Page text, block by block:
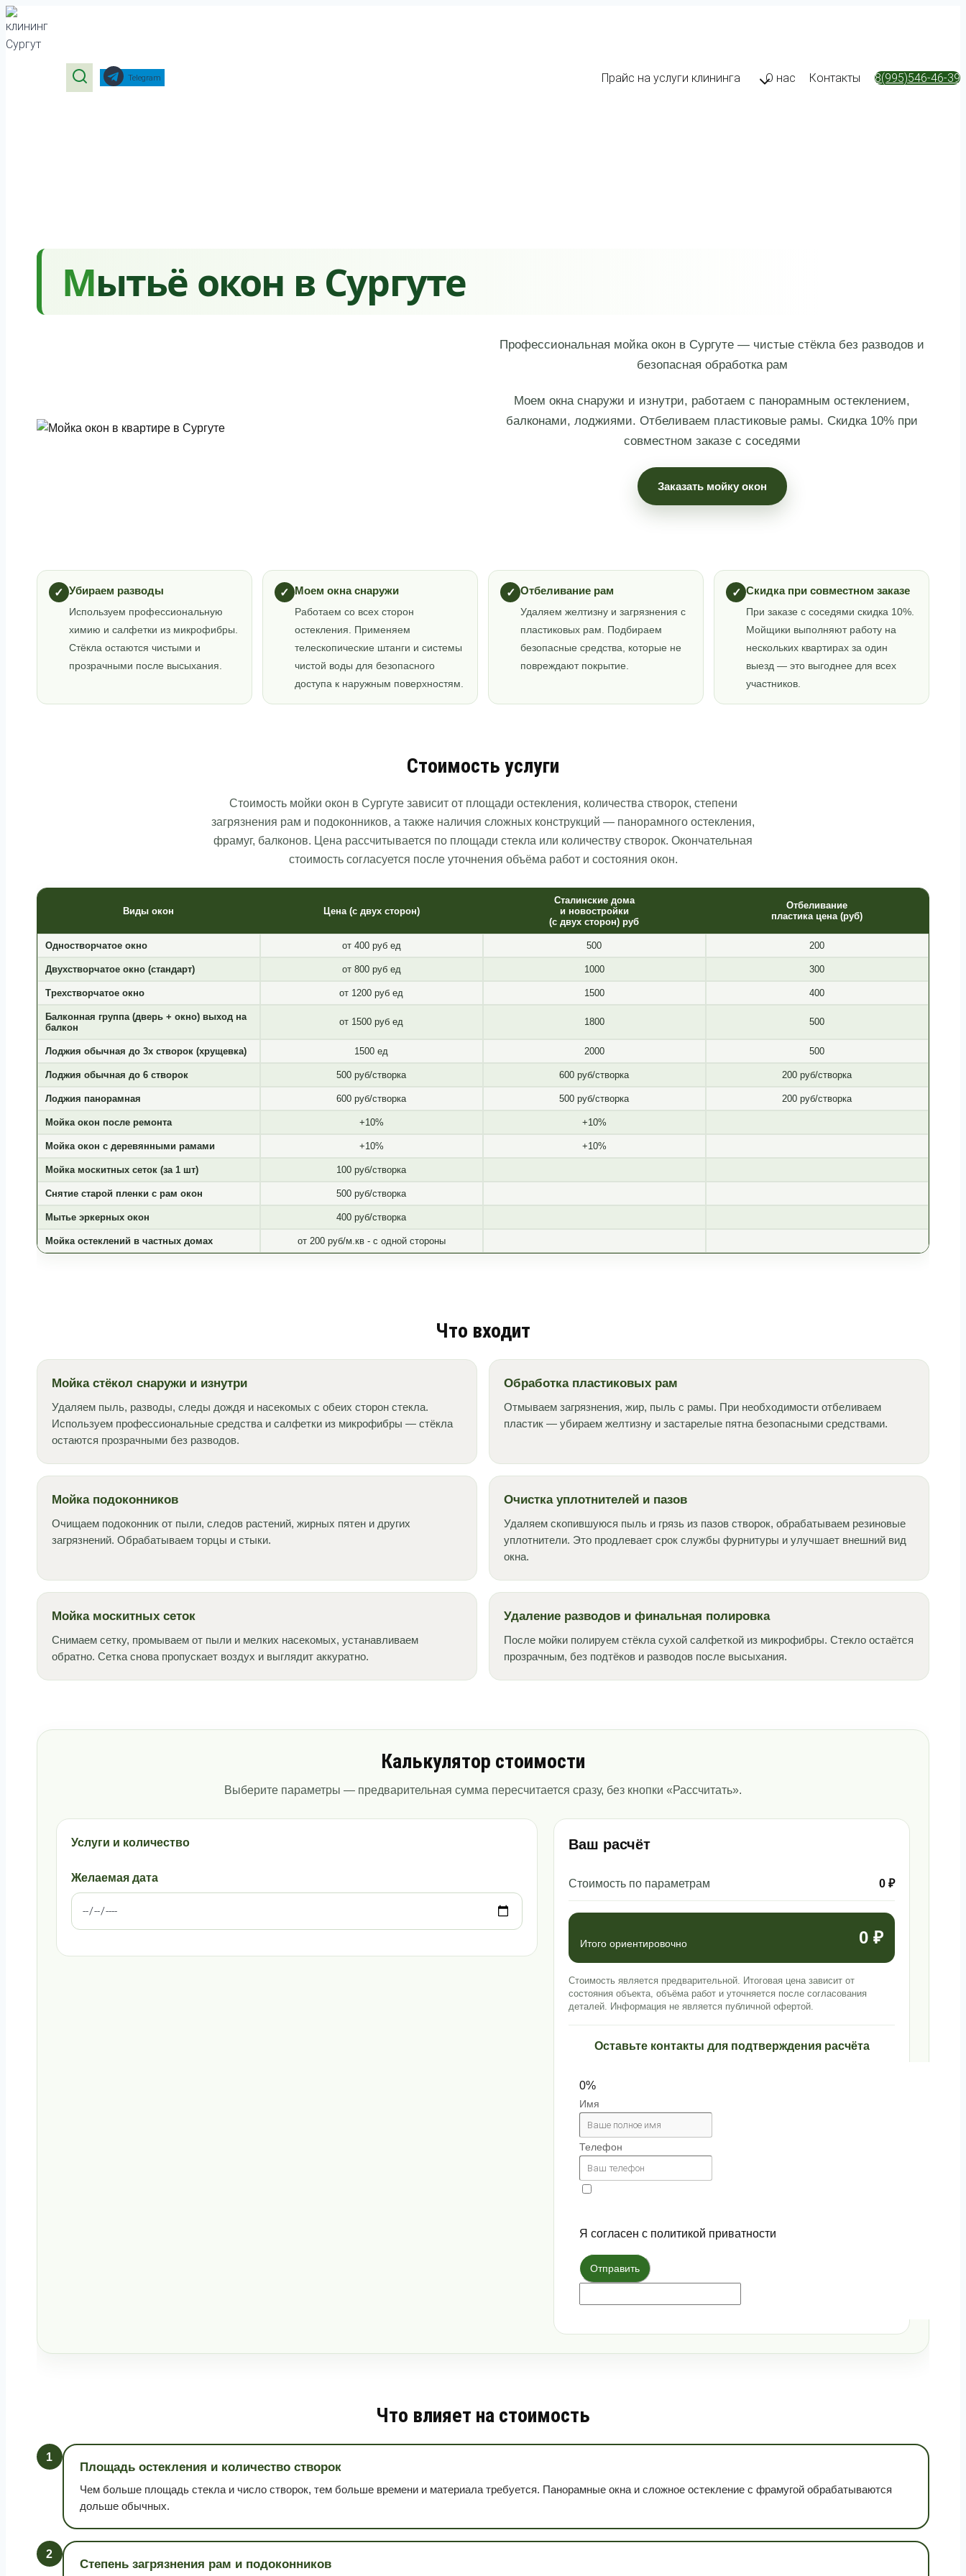
Перейти
к
содержимому
Telegram Прайс на услуги клининга О нас Контакты 8(995)546-46-39
Мытьё окон в Сургуте
Профессиональная мойка окон в Сургуте — чистые стёкла без разводов и
безопасная обработка рам
Моем окна снаружи и изнутри, работаем с панорамным остеклением,
балконами, лоджиями. Отбеливаем пластиковые рамы. Скидка 10% при
совместном заказе с соседями
Заказать мойку окон
✓ Убираем разводы
Используем профессиональную
химию и салфетки из микрофибры.
Стёкла остаются чистыми и
прозрачными после высыхания.
✓ Моем окна снаружи
Работаем со всех сторон
остекления. Применяем
телескопические штанги и системы
чистой воды для безопасного
доступа к наружным поверхностям.
✓ Отбеливание рам
Удаляем желтизну и загрязнения с
пластиковых рам. Подбираем
безопасные средства, которые не
повреждают покрытие.
✓ Скидка при совместном заказе
При заказе с соседями скидка 10%.
Мойщики выполняют работу на
нескольких квартирах за один
выезд — это выгоднее для всех
участников.
Стоимость услуги
Стоимость мойки окон в Сургуте зависит от площади остекления, количества створок, степени
загрязнения рам и подоконников, а также наличия сложных конструкций — панорамного остекления,
фрамуг, балконов. Цена рассчитывается по площади стекла или количеству створок. Окончательная
стоимость согласуется после уточнения объёма работ и состояния окон.
Виды окон Цена (с двух сторон)
Сталинские дома
и новостройки
(с двух сторон) руб
Отбеливание
пластика цена (руб)
Одностворчатое окно от 400 руб ед 500 200
Двухстворчатое окно (стандарт) от 800 руб ед 1000 300
Трехстворчатое окно от 1200 руб ед 1500 400
Балконная группа (дверь + окно) выход на
балкон
от 1500 руб ед 1800 500
Лоджия обычная до 3х створок (хрущевка) 1500 ед 2000 500
Лоджия обычная до 6 створок 500 руб/створка 600 руб/створка 200 руб/створка
Лоджия панорамная 600 руб/створка 500 руб/створка 200 руб/створка
Мойка окон после ремонта +10% +10%
Мойка окон с деревянными рамами +10% +10%
Мойка москитных сеток (за 1 шт) 100 руб/створка
Снятие старой пленки с рам окон 500 руб/створка
Мытье эркерных окон 400 руб/створка
Мойка остеклений в частных домах от 200 руб/м.кв - с одной стороны
Что входит
Мойка стёкол снаружи и изнутри
Удаляем пыль, разводы, следы дождя и насекомых с обеих сторон стекла.
Используем профессиональные средства и салфетки из микрофибры — стёкла
остаются прозрачными без разводов.
Обработка пластиковых рам
Отмываем загрязнения, жир, пыль с рамы. При необходимости отбеливаем
пластик — убираем желтизну и застарелые пятна безопасными средствами.
Мойка подоконников
Очищаем подоконник от пыли, следов растений, жирных пятен и других
загрязнений. Обрабатываем торцы и стыки.
Очистка уплотнителей и пазов
Удаляем скопившуюся пыль и грязь из пазов створок, обрабатываем резиновые
уплотнители. Это продлевает срок службы фурнитуры и улучшает внешний вид
окна.
Мойка москитных сеток
Снимаем сетку, промываем от пыли и мелких насекомых, устанавливаем
обратно. Сетка снова пропускает воздух и выглядит аккуратно.
Удаление разводов и финальная полировка
После мойки полируем стёкла сухой салфеткой из микрофибры. Стекло остаётся
прозрачным, без подтёков и разводов после высыхания.
Калькулятор стоимости
Выберите параметры — предварительная сумма пересчитается сразу, без кнопки «Рассчитать».
Услуги и количество
Желаемая дата
Ваш расчёт
Стоимость по параметрам 0 ₽
Итого ориентировочно 0 ₽
Стоимость является предварительной. Итоговая цена зависит от
состояния объекта, объёма работ и уточняется после согласования
деталей. Информация не является публичной офертой.
Оставьте контакты для подтверждения расчёта
0%
Имя
Телефон
Я согласен с политикой приватности
Отправить
Что влияет на стоимость
1
Площадь остекления и количество створок
Чем больше площадь стекла и число створок, тем больше времени и материала требуется. Панорамные окна и сложное остекление с фрамугой обрабатываются
дольше обычных.
2
Степень загрязнения рам и подоконников